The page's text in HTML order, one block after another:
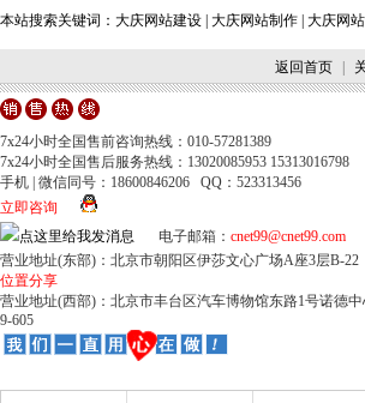
本站搜索关键词： 大庆网站建设 大庆网站制作 大庆网
返回首页
7x24小时全国售前咨询热线：010-57281389
7x24小时全国售后服务热线：13020085953 15313016798
手机 | 微信同号：18600846206 QQ：523313456
立即咨询
电子邮箱： cnet99@cnet99.com
营业地址(东部)：北京市朝阳区伊莎文心广场A座3层B-22
位置分享
营业地址(西部)：北京市丰台区汽车博物馆东路1号诺德
9-605